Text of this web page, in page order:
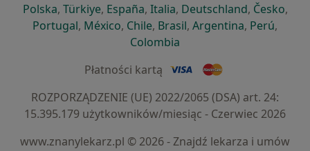
Polskaotwiera się w nowej karcie
, Türkiyeotwiera się w nowej karcie
, Españaotwiera się w nowej karcie
, Italiaotwiera się w nowej
, Deutschlandotwiera się
, Česko,
Portugalotwiera się w nowej karcie
, Méxicootwiera się w nowej karcie
, Chileotwiera się w nowej karcie
, Brasilotwiera się w nowej
, Argentinaotwiera się
, Perú,
Colombia
Płatności kartą
ROZPORZĄDZENIE (UE) 2022/2065 (DSA) art. 24:
15.395.179 użytkowników/miesiąc - Czerwiec 2026
www.znanylekarz.pl © 2026 - Znajdź lekarza i umów